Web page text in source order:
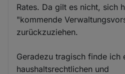
Rates. Da gilt es nicht, sich
"kommende
zurückzuziehen.
Geradezu tragisch finde ich
haushaltsrechtlichen und